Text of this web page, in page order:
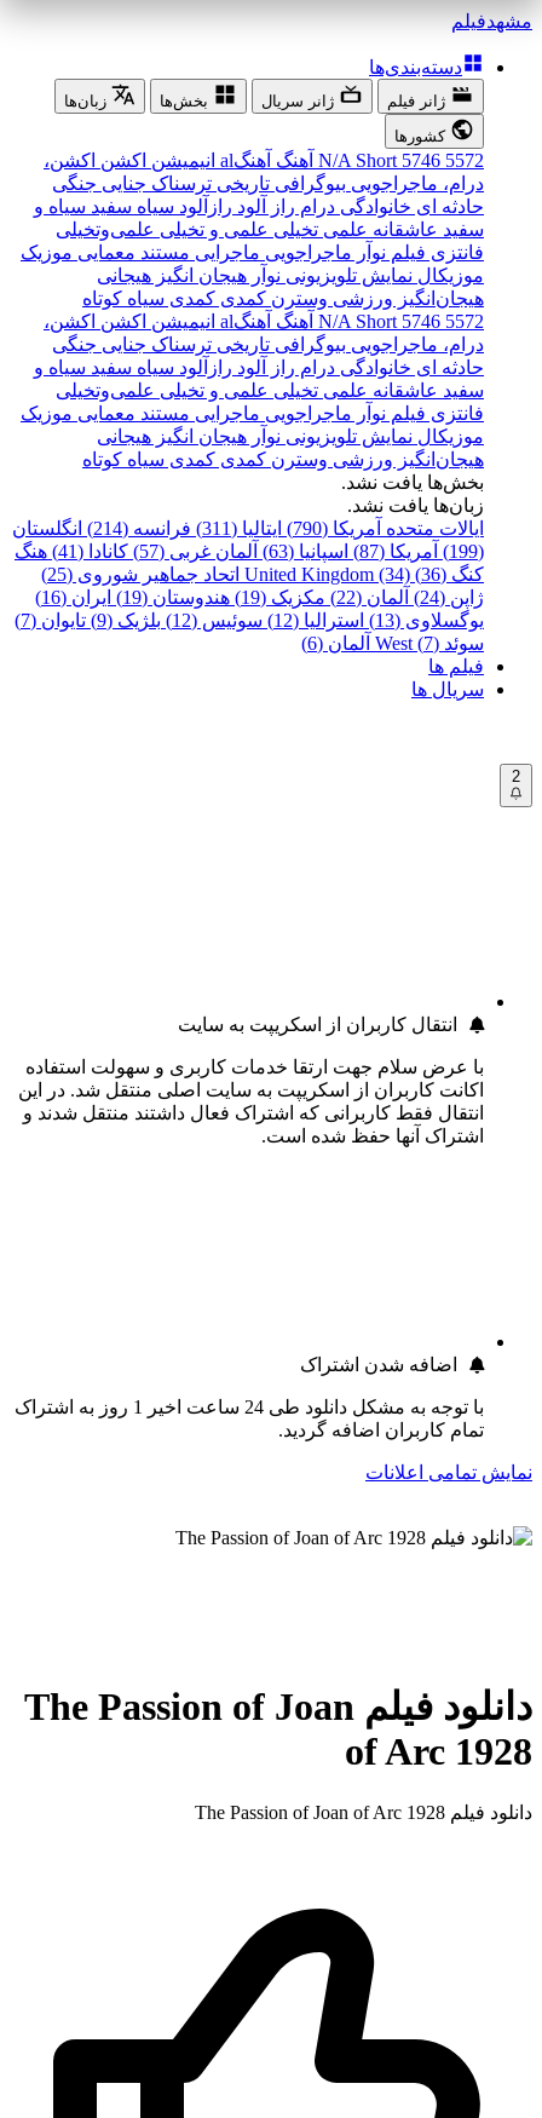
مشهدفیلم
دسته‌بندی‌ها
ژانر فیلم ژانر سریال بخش‌ها
زبان‌ها
کشورها
5572
5746
N/A Short آهنگ آهنگal انیمیشن اکشن اکشن،
درام، ماجراجویی بیوگرافی تاریخی ترسناک جنایی جنگی
حادثه ای خانوادگی درام راز آلود رازآلود سیاه سفید سیاه و
سفید عاشقانه علمی تخیلی علمی و تخیلی علمی‌و‌تخیلی
فانتزی فیلم نوآر ماجراجویی ماجرایی مستند معمایی موزیک
موزیکال نمایش تلویزیونی نوآر هیجان انگیز هیجانی
هیجان‌انگیز ورزشی وسترن کمدی کمدی سیاه کوتاه
5572
5746
N/A Short آهنگ آهنگal انیمیشن اکشن اکشن،
درام، ماجراجویی بیوگرافی تاریخی ترسناک جنایی جنگی
حادثه ای خانوادگی درام راز آلود رازآلود سیاه سفید سیاه و
سفید عاشقانه علمی تخیلی علمی و تخیلی علمی‌و‌تخیلی
فانتزی فیلم نوآر ماجراجویی ماجرایی مستند معمایی موزیک
موزیکال نمایش تلویزیونی نوآر هیجان انگیز هیجانی
هیجان‌انگیز ورزشی وسترن کمدی کمدی سیاه کوتاه
بخش‌ها یافت نشد.
زبان‌ها یافت نشد.
ایالات متحده آمریکا (790)
ایتالیا (311) فرانسه (214)
انگلستان
(199)
آمریکا (87) اسپانیا (63) آلمان غربی (57) کانادا (41)
هنگ
کنگ (36)
United Kingdom (34) اتحاد جماهیر شوروی (25)
ژاپن (24)
آلمان (22) مکزیک (19) هندوستان (19)
ایران (16)
یوگسلاوی (13)
استرالیا (12) سوئیس (12) بلژیک (9)
تایوان (7)
سوئد (7)
West آلمان (6)
فیلم ها
سریال ها
2
انتقال کاربران از اسکریپت به سایت
با عرض سلام جهت ارتقا خدمات کاربری و سهولت استفاده
اکانت کاربران از اسکریپت به سایت اصلی منتقل شد. در این
انتقال فقط کاربرانی که اشتراک فعال داشتند منتقل شدند و
اشتراک آنها حفظ شده است.
اضافه شدن اشتراک
با توجه به مشکل دانلود طی 24 ساعت اخیر 1 روز به اشتراک
تمام کاربران اضافه گردید.
نمایش تمامی اعلانات
دانلود فیلم The Passion of Joan
of Arc 1928
دانلود فیلم The Passion of Joan of Arc 1928